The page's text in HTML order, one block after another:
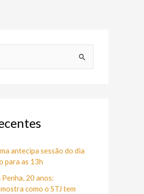
antecipa sessão do dia
para as 13h
20 anos:
como o STJ tem